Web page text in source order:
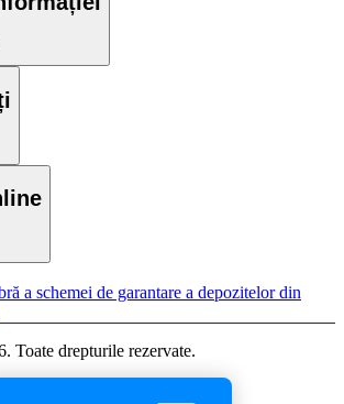
a schemei de garantare a depozitelor din
Toate drepturile rezervate.